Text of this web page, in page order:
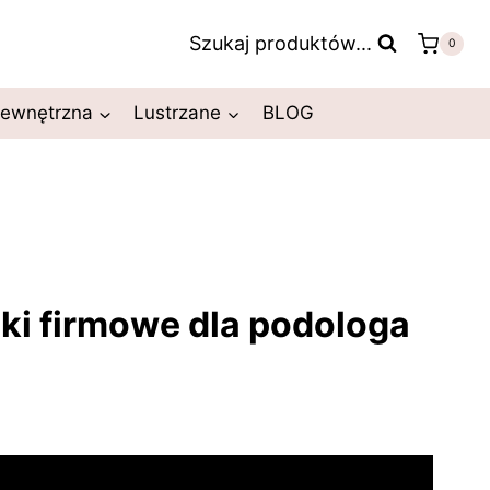
Szukaj produktów... 0
Lustrzane BLOG
firmowe dla podologa